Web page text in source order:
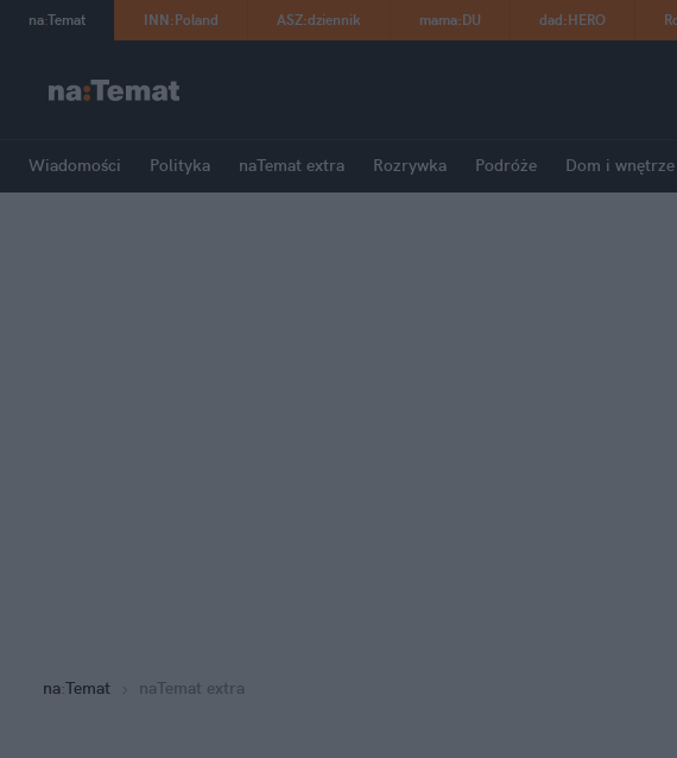
na:Temat INN:Poland ASZ:dziennik mama:DU dad:HERO
Wiadomości Polityka naTemat extra Rozrywka Podróże Dom i wnętrze
na:Temat naTemat extra